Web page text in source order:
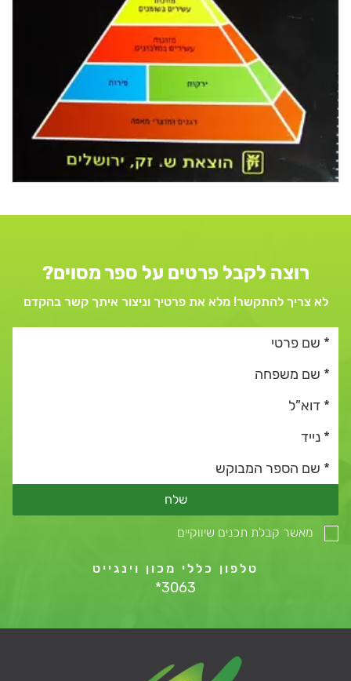
רוצה לקבל פרטים על ספר מסוים?
לא צריך להתקשר! מלא את פרטיך וניצור איתך קשר בהקדם
שלח
מאשר קבלת תכנים שיווקיים
טלפון כללי מכון וינגייט
*3063